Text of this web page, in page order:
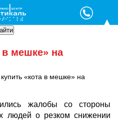
в мешке» на
«кота в мешке» на
жалобы со стороны
людей о резком снижении